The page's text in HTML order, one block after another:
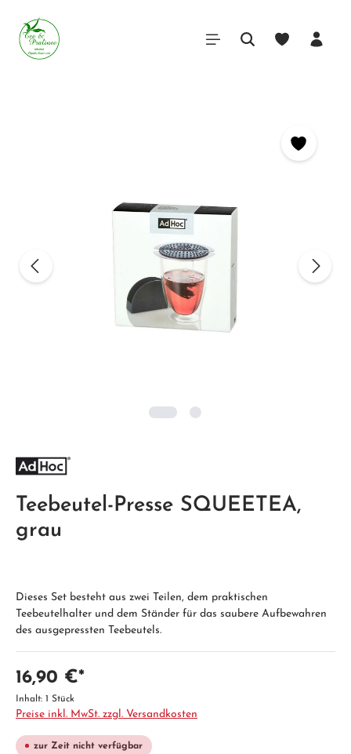
Teebeutel-Presse SQUEETEA,
grau
Dieses Set besteht aus zwei Teilen, dem praktischen
Teebeutelhalter und dem Ständer für das saubere Aufbewahren
des ausgepressten Teebeutels.
16,90 €*
Inhalt: 1 Stück
Preise inkl. MwSt. zzgl. Versandkosten
zur Zeit nicht verfügbar